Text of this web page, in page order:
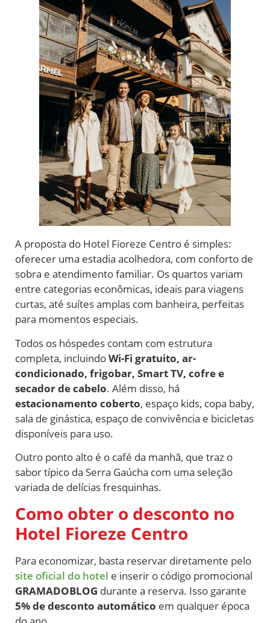
A proposta do Hotel Fioreze Centro é simples:
oferecer uma estadia acolhedora, com conforto de
sobra e atendimento familiar. Os quartos variam
entre categorias econômicas, ideais para viagens
curtas, até suítes amplas com banheira, perfeitas
para momentos especiais.
Todos os hóspedes contam com estrutura
completa, incluindoWi-Fi gratuito, ar-
condicionado, frigobar, Smart TV, cofre e
secador de cabelo. Além disso, há
estacionamento coberto, espaço kids, copa baby,
sala de ginástica, espaço de convivência e bicicletas
disponíveis para uso.
Outro ponto alto é o café da manhã, que traz o
sabor típico da Serra Gaúcha com uma seleção
variada de delícias fresquinhas.
Como obter o desconto no
Hotel Fioreze Centro
Para economizar, basta reservar diretamente pelo
site oficial do hotel e inserir o código promocional
GRAMADOBLOG durante a reserva. Isso garante
5% de desconto automático em qualquer época